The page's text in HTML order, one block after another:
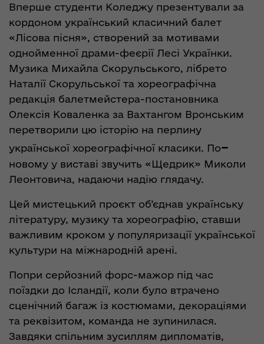
Вперше студенти Коледжу презентували за
кордоном український класичний балет
«Лісова пісня», створений за мотивами
однойменної драми-феєрії Лесі Українки.
Музика Михайла Скорульського, лібрето
Наталії Скорульської та хореографічна
редакція балетмейстера-постановника
Олексія Коваленка за Вахтангом Вронським
перетворили цю історію на перлину
української хореографічної класики. По–
новому у виставі звучить «Щедрик» Миколи
Леонтовича, надаючи надію глядачу.
Цей мистецький проєкт об’єднав українську
літературу, музику та хореографію, ставши
важливим кроком у популяризації української
культури на міжнародній арені.
Попри серйозний форс-мажор під час
поїздки до Ісландії, коли було втрачено
сценічний багаж із костюмами, декораціями
та реквізитом, команда не зупинилася.
Завдяки спільним зусиллям дипломатів,